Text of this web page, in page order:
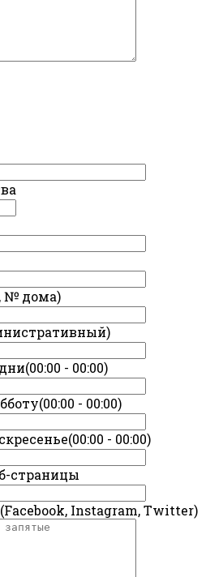
№ дома)
- 00:00)
- 00:00)
- 00:00)
страницы
Instagram, Twitter)